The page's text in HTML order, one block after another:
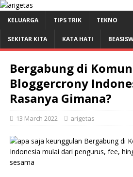
KELUARGA TIPS TRIK TEKNO
SEKITAR KITA KATA HATI
Bergabung di
Bloggercrony
Rasanya Gimana?
13 March 2022 arigetas